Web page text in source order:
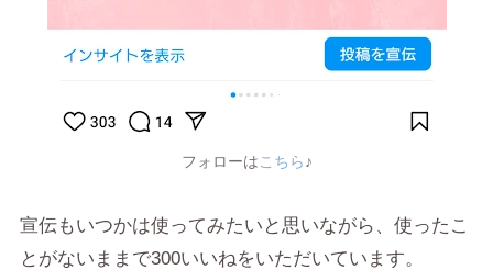
フォローは こちら ♪
宣伝もいつかは使ってみたいと思いながら、使ったこ
とがないままで300いいねをいただいています。